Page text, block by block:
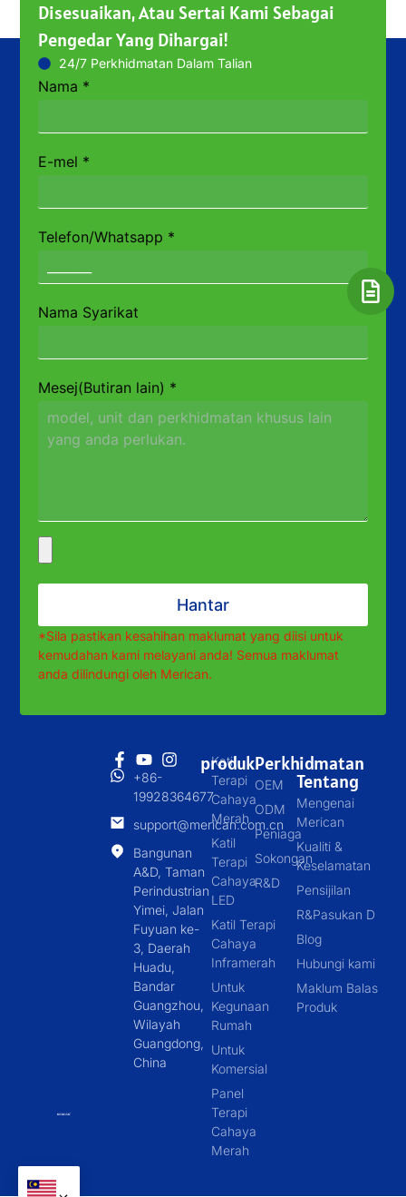
Disesuaikan, Atau Sertai Kami Sebagai
Pengedar Yang Dihargai!
24/7 Perkhidmatan Dalam Talian
Nama *
E-mel *
Telefon/Whatsapp *
Nama Syarikat
Mesej(Butiran lain) *
Hantar
*Sila pastikan kesahihan maklumat yang diisi untuk
kemudahan kami melayani anda! Semua maklumat
anda dilindungi oleh Merican.
+86-
19928364677
support@merican.com.cn
Bangunan
A&D, Taman
Perindustrian
Yimei, Jalan
Fuyuan ke-
3, Daerah
Huadu,
Bandar
Guangzhou,
Wilayah
Guangdong,
China
produk
Katil
Terapi
Cahaya
Merah
Katil
Terapi
Cahaya
LED
Katil Terapi
Cahaya
Inframerah
Untuk
Kegunaan
Rumah
Untuk
Komersial
Panel
Terapi
Cahaya
Merah
Perkhidmatan
OEM
ODM
Peniaga
Sokongan
R&D
Tentang
Mengenai
Merican
Kualiti &
Keselamatan
Pensijilan
R&Pasukan D
Blog
Hubungi kami
Maklum Balas
Produk